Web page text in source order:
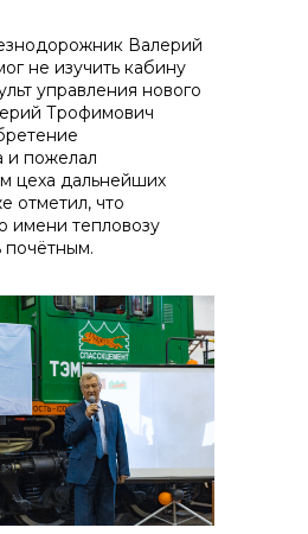
Валерий
не изучить кабину
управления нового
Трофимович
и пожелал
цеха дальнейших
отметил, что
имени тепловозу
почётным.